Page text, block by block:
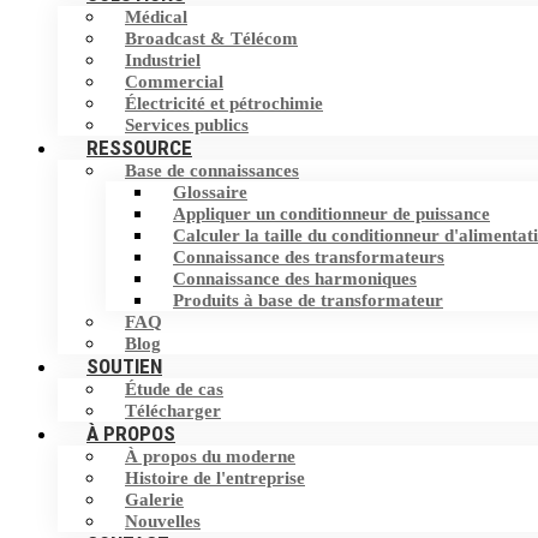
Commutateur de transfert statique (STS)
Stockage d'Energie
Filtre harmonique
Dispositif de correction du facteur de
puissance (PFC)
Éliminateur de courant neutre (NCE)
Dispositif de protection contre les
surtensions (SPD)
Médical
Broadcast & Télécom
Industriel
Commercial
Électricité et pétrochimie
Services publics
RESSOURCE
Base de connaissances
Glossaire
Appliquer un conditionneur de puissance
Calculer la taille du conditionneur
Connaissance des transformateurs
Connaissance des harmoniques
Produits à base de transformateur
FAQ
Blog
SOUTIEN
Étude de cas
Télécharger
À PROPOS
À propos du moderne
Histoire de l'entreprise
Galerie
Nouvelles